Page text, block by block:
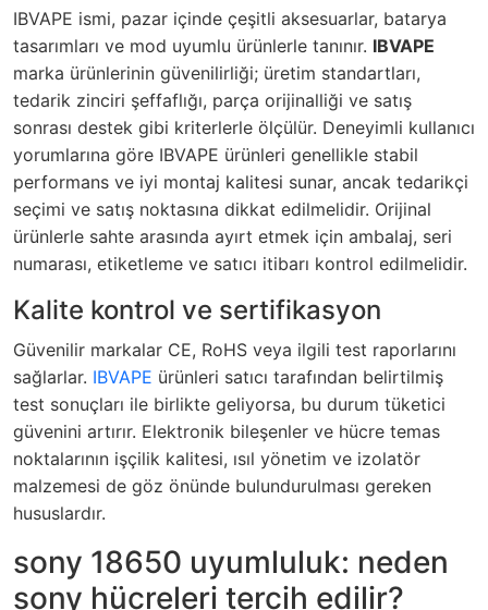
IBVAPE ismi, pazar içinde çeşitli aksesuarlar, batarya
tasarımları ve mod uyumlu ürünlerle tanınır. IBVAPE
marka ürünlerinin güvenilirliği; üretim standartları,
tedarik zinciri şeffaflığı, parça orijinalliği ve satış
sonrası destek gibi kriterlerle ölçülür. Deneyimli kullanıcı
yorumlarına göre IBVAPE ürünleri genellikle stabil
performans ve iyi montaj kalitesi sunar, ancak tedarikçi
seçimi ve satış noktasına dikkat edilmelidir. Orijinal
ürünlerle sahte arasında ayırt etmek için ambalaj, seri
numarası, etiketleme ve satıcı itibarı kontrol edilmelidir.
Kalite kontrol ve sertifikasyon
Güvenilir markalar CE, RoHS veya ilgili test raporlarını
sağlarlar. IBVAPE ürünleri satıcı tarafından belirtilmiş
test sonuçları ile birlikte geliyorsa, bu durum tüketici
güvenini artırır. Elektronik bileşenler ve hücre temas
noktalarının işçilik kalitesi, ısıl yönetim ve izolatör
malzemesi de göz önünde bulundurulması gereken
hususlardır.
sony 18650 uyumluluk: neden
sony hücreleri tercih edilir?